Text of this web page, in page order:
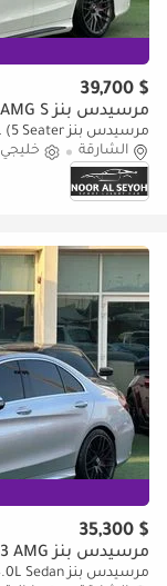
$ 39,700
مرسيدس بنز C 63 AMG S
مرسيدس بنز C 63 AMG Std 4.0L (5 Seater)
الشارقة
خليجي
$ 35,300
مرسيدس بنز C 63 AMG
مرسيدس بنز C 63 AMG Std 4.0L Sedan